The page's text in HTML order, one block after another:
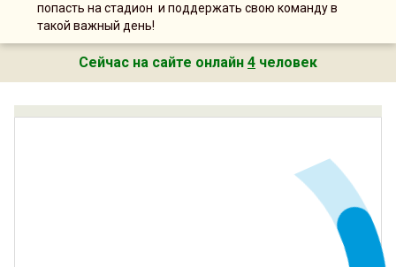
попасть на стадион и поддержать свою команду в
такой важный день!
Сейчас на сайте онлайн 4 человек